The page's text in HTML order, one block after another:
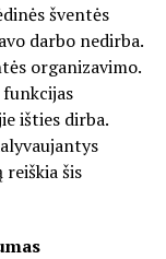
šventės
darbo nedirba.
organizavimo.
išties dirba.
šis